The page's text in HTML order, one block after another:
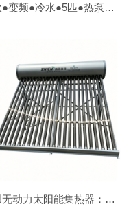
侧吹●变频●冷水●5匹●热泵【外贸OEM】
智恩无动力太阳能集热器：∅58*1800*24